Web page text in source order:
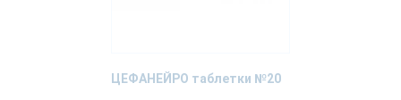
ЦЕФАНЕЙРО таблетки №20